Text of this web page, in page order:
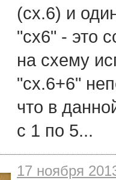
(сх.6) и
"сх6" - это
на схему
"сх.6+6"
что в
с 1 по 5...
17 ноября